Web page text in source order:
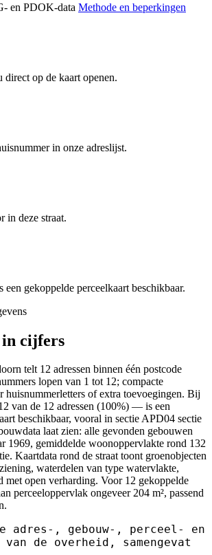
en PDOK-data Methode en beperkingen
direct op de kaart openen.
in onze adreslijst.
in deze straat.
een gekoppelde perceelkaart beschikbaar.
in cijfers
telt 12 adressen binnen één postcode
lopen van 1 tot 12; compacte
huisnummerletters of extra toevoegingen. Bij
van de 12 adressen (100%) — is een
beschikbaar, vooral in sectie APD04 sectie
laat zien: alle gevonden gebouwen
1969, gemiddelde woonoppervlakte rond 132
Kaartdata rond de straat toont groenobjecten
waterdelen van type watervlakte,
met open verharding. Voor 12 gekoppelde
perceeloppervlak ongeveer 204 m², passend
adres-, gebouw-, perceel- en
van de overheid, samengevat